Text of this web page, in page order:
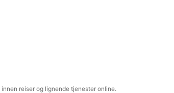
reiser og lignende tjenester online.